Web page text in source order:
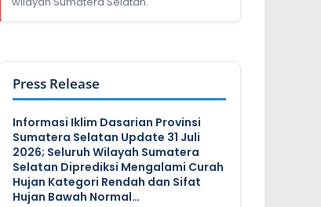
Press Release
Informasi Iklim Dasarian Provinsi
Sumatera Selatan Update 31 Juli
2026; Seluruh Wilayah Sumatera
Selatan Diprediksi Mengalami Curah
Hujan Kategori Rendah dan Sifat
Hujan Bawah Normal…